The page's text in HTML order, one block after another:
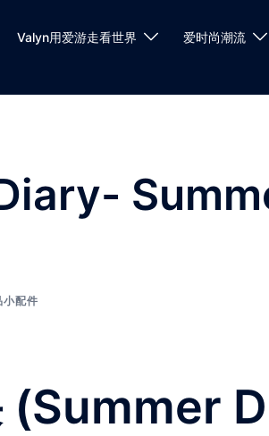
Valyn用爱游走看世界 爱时尚潮流
小配件
(Summer